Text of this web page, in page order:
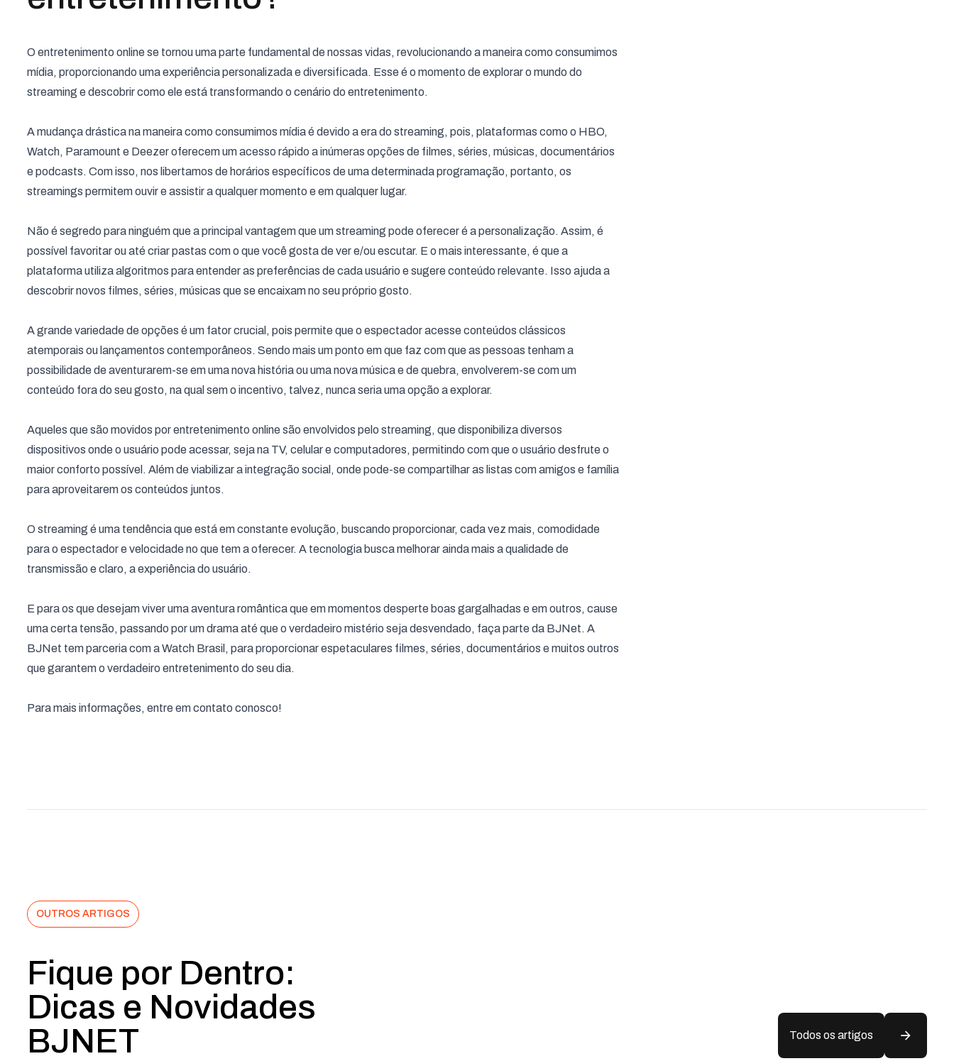
O entretenimento online se tornou uma parte fundamental de nossas vidas, revolucionando a maneira como consumimos
mídia, proporcionando uma experiência personalizada e diversificada. Esse é o momento de explorar o mundo do
streaming e descobrir como ele está transformando o cenário do entretenimento.
A mudança drástica na maneira como consumimos mídia é devido a era do streaming, pois, plataformas como o HBO,
Watch, Paramount e Deezer oferecem um acesso rápido a inúmeras opções de filmes, séries, músicas, documentários
e podcasts. Com isso, nos libertamos de horários específicos de uma determinada programação, portanto, os
streamings permitem ouvir e assistir a qualquer momento e em qualquer lugar.
Não é segredo para ninguém que a principal vantagem que um streaming pode oferecer é a personalização. Assim, é
possível favoritar ou até criar pastas com o que você gosta de ver e/ou escutar. E o mais interessante, é que a
plataforma utiliza algoritmos para entender as preferências de cada usuário e sugere conteúdo relevante. Isso ajuda a
descobrir novos filmes, séries, músicas que se encaixam no seu próprio gosto.
A grande variedade de opções é um fator crucial, pois permite que o espectador acesse conteúdos clássicos
atemporais ou lançamentos contemporâneos. Sendo mais um ponto em que faz com que as pessoas tenham a
possibilidade de aventurarem-se em uma nova história ou uma nova música e de quebra, envolverem-se com um
conteúdo fora do seu gosto, na qual sem o incentivo, talvez, nunca seria uma opção a explorar.
Aqueles que são movidos por entretenimento online são envolvidos pelo streaming, que disponibiliza diversos
dispositivos onde o usuário pode acessar, seja na TV, celular e computadores, permitindo com que o usuário desfrute o
maior conforto possível. Além de viabilizar a integração social, onde pode-se compartilhar as listas com amigos e família
para aproveitarem os conteúdos juntos.
O streaming é uma tendência que está em constante evolução, buscando proporcionar, cada vez mais, comodidade
para o espectador e velocidade no que tem a oferecer. A tecnologia busca melhorar ainda mais a qualidade de
transmissão e claro, a experiência do usuário.
E para os que desejam viver uma aventura romântica que em momentos desperte boas gargalhadas e em outros, cause
uma certa tensão, passando por um drama até que o verdadeiro mistério seja desvendado, faça parte da BJNet. A
BJNet tem parceria com a Watch Brasil, para proporcionar espetaculares filmes, séries, documentários e muitos outros
que garantem o verdadeiro entretenimento do seu dia.
Para mais informações, entre em contato conosco!
OUTROS ARTIGOS
Fique por Dentro:
Dicas e Novidades
BJNET
Todos os artigos